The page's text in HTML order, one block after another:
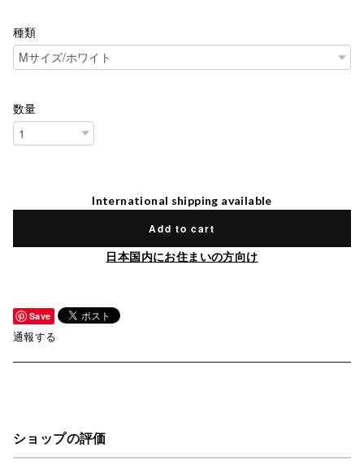
種類
数量
International shipping available
Add to cart
日本国内にお住まいの方向け
Save
通報する
ショップの評価